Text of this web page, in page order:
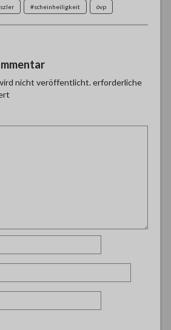
#scheinheiligkeit övp
nicht veröffentlicht.erforderliche